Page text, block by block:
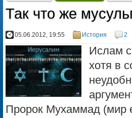
Так что же
05.06.2012, 19:55 История 2
Ислам
хотя в
Пророк Мухаммад (мир